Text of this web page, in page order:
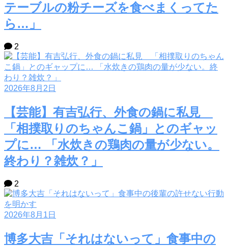
テーブルの粉チーズを食べまくってた
ら…」
2
2026年8月2日
【芸能】有吉弘行、外食の鍋に私見
「相撲取りのちゃんこ鍋」とのギャッ
プに… 「水炊きの鶏肉の量が少ない。
終わり？雑炊？」
2
2026年8月1日
博多大吉「それはないって」食事中の